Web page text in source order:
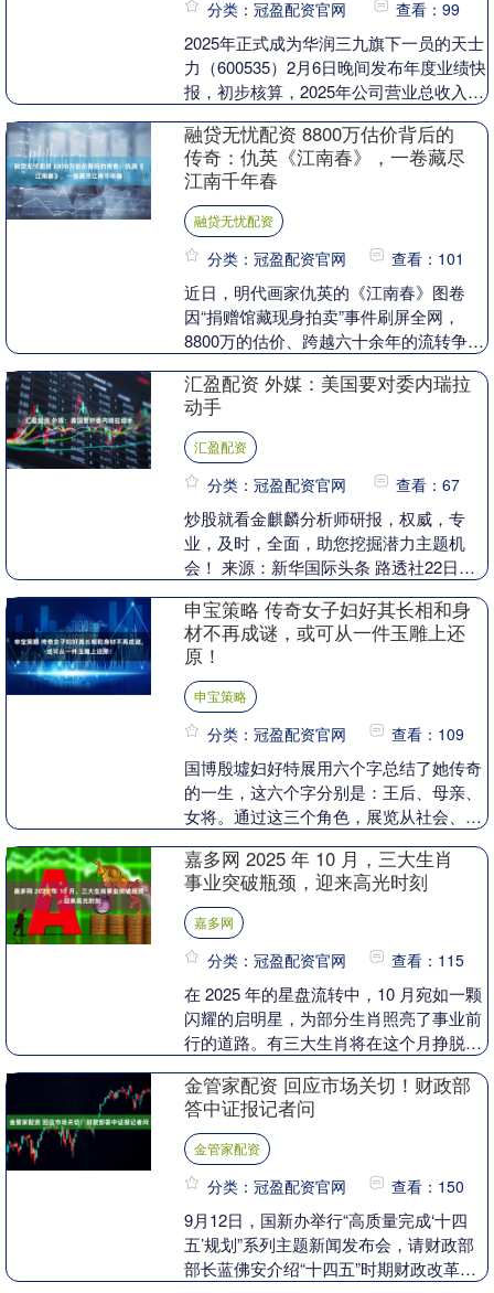
分类：冠盈配资官网 查看：99
2025年正式成为华润三九旗下一员的天士
力（600535）2月6日晚间发布年度业绩快
报，初步核算，2025年公司营业总收入为
融贷无忧配资 8800万估价背后的
传奇：仇英《江南春》，一卷藏尽
江南千年春
融贷无忧配资
分类：冠盈配资官网 查看：101
近日，明代画家仇英的《江南春》图卷
因“捐赠馆藏现身拍卖”事件刷屏全网，
8800万的估价、跨越六十余年的流转争
心。抛开喧嚣的争议....
汇盈配资 外媒：美国要对委内瑞拉
动手
汇盈配资
分类：冠盈配资官网 查看：67
炒股就看金麒麟分析师研报，权威，专
业，及时，全面，助您挖掘潜力主题机
会！ 来源：新华国际头条 路透社22日援
备好于近日对委内....
申宝策略 传奇女子妇好其长相和身
材不再成谜，或可从一件玉雕上还
原！
申宝策略
分类：冠盈配资官网 查看：109
国博殷墟妇好特展用六个字总结了她传奇
的一生，这六个字分别是：王后、母亲、
女将。通过这三个角色，展览从社会、家
阐述，体现了她不....
嘉多网 2025 年 10 月，三大生肖
事业突破瓶颈，迎来高光时刻
嘉多网
分类：冠盈配资官网 查看：115
在 2025 年的星盘流转中，10 月宛如一颗
闪耀的启明星，为部分生肖照亮了事业前
行的道路。有三大生肖将在这个月挣脱过
的高光....
金管家配资 回应市场关切！财政部
答中证报记者问
金管家配资
分类：冠盈配资官网 查看：150
9月12日，国新办举行“高质量完成‘十四
五’规划”系列主题新闻发布会，请财政部
部长蓝佛安介绍“十四五”时期财政改革发